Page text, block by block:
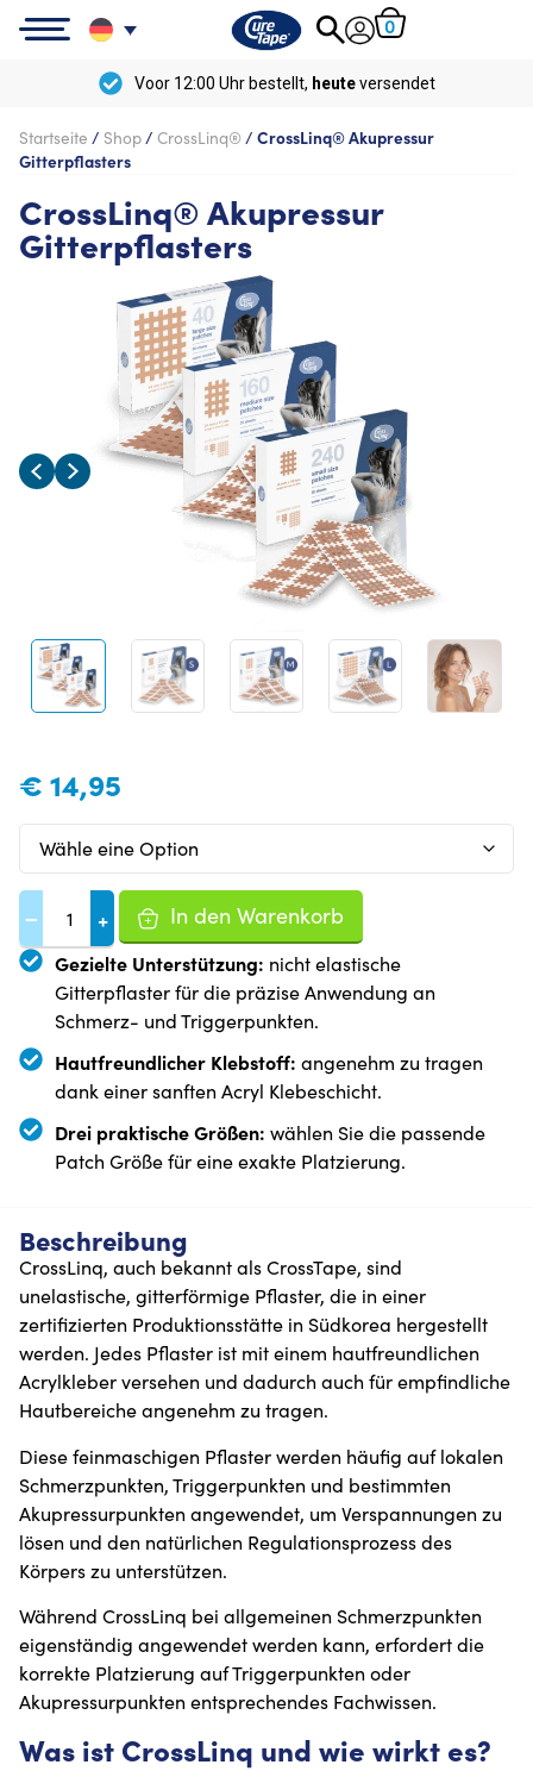
0
KostenloseLieferung ab50 €
Startseite / Shop/ CrossLinq®/ CrossLinq® Akupressur
Gitterpflasters
CrossLinq® Akupressur
Gitterpflasters
€ 14,95
− + In den Warenkorb
Gezielte Unterstützung: nicht elastische
Gitterpflaster für die präzise Anwendung an
Schmerz- und Triggerpunkten.
Hautfreundlicher Klebstoff: angenehm zu tragen
dank einer sanften Acryl Klebeschicht.
Drei praktische Größen: wählen Sie die passende
Patch Größe für eine exakte Platzierung.
Beschreibung
CrossLinq, auch bekannt als CrossTape, sind
unelastische, gitterförmige Pflaster, die in einer
zertifizierten Produktionsstätte in Südkorea hergestellt
werden. Jedes Pflaster ist mit einem hautfreundlichen
Acrylkleber versehen und dadurch auch für empfindliche
Hautbereiche angenehm zu tragen.
Diese feinmaschigen Pflaster werden häufig auf lokalen
Schmerzpunkten, Triggerpunkten und bestimmten
Akupressurpunkten angewendet, um Verspannungen zu
lösen und den natürlichen Regulationsprozess des
Körpers zu unterstützen.
Während CrossLinq bei allgemeinen Schmerzpunkten
eigenständig angewendet werden kann, erfordert die
korrekte Platzierung auf Triggerpunkten oder
Akupressurpunkten entsprechendes Fachwissen.
Was ist CrossLinq und wie wirkt es?